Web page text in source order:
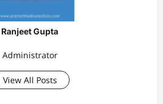
Ranjeet Gupta
Administrator
View All Posts